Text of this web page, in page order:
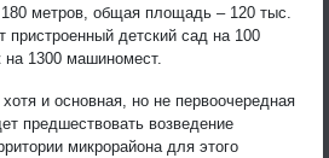
метров, общая площадь – 120 тыс.
пристроенный детский сад на 100
1300 машиномест.
и основная, но не первоочередная
предшествовать возведение
микрорайона для этого